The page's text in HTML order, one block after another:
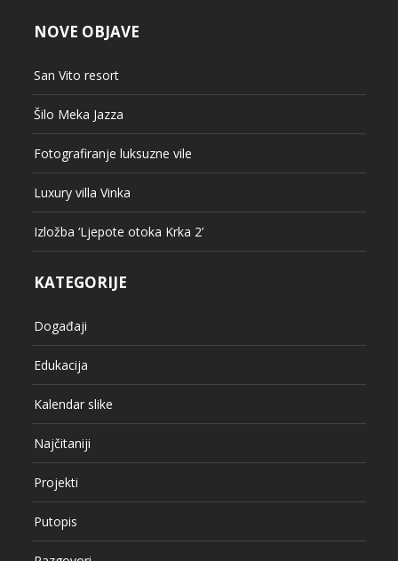
NOVE OBJAVE
San Vito resort
Šilo Meka Jazza
Fotografiranje luksuzne vile
Luxury villa Vinka
Izložba ‘Ljepote otoka Krka 2’
KATEGORIJE
Događaji
Edukacija
Kalendar slike
Najčitaniji
Projekti
Putopis